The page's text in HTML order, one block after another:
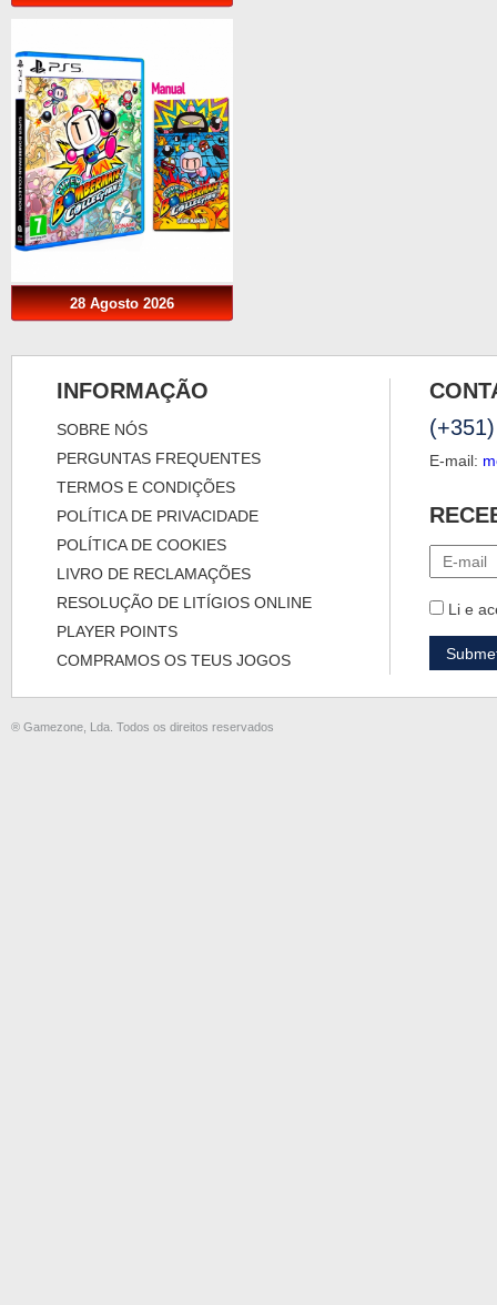
28 Agosto 2026
INFORMAÇÃO
SOBRE NÓS
PERGUNTAS FREQUENTES
TERMOS E CONDIÇÕES
POLÍTICA DE PRIVACIDADE
POLÍTICA DE COOKIES
LIVRO DE RECLAMAÇÕES
RESOLUÇÃO DE LITÍGIOS ONLINE
PLAYER POINTS
COMPRAMOS OS TEUS JOGOS
E-mail:
Li e
® Gamezone, Lda. Todos os direitos reservados